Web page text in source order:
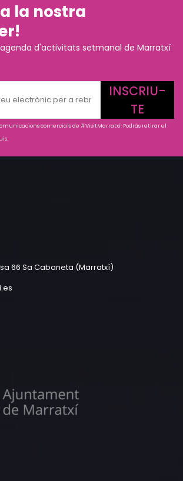
la nostra
d'activitats setmanal de Marratxí
INSCRIU-
TE
comercials de #VisitMarratxí. Podràs retirar el
66 Sa Cabaneta (Marratxí)